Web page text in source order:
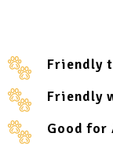
Friendly
Friendly
Good for